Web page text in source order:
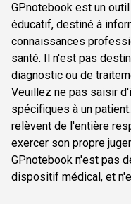
GPnotebook est un
éducatif, destiné à
connaissances
santé. Il n'est pas
diagnostic ou de
Veuillez ne pas saisir
spécifiques à un
relèvent de l'entière
exercer son propre
GPnotebook n'est pas
dispositif médical, et